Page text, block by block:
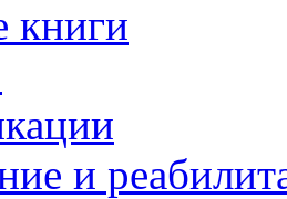
книги
и